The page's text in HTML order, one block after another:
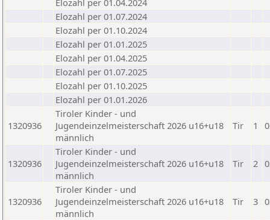
Elozahl per 01.04.2024
Elozahl per 01.07.2024
Elozahl per 01.10.2024
Elozahl per 01.01.2025
Elozahl per 01.04.2025
Elozahl per 01.07.2025
Elozahl per 01.10.2025
Elozahl per 01.01.2026
1320936
Tiroler Kinder - und
Jugendeinzelmeisterschaft 2026 u16+u18
männlich
Tir 1
1320936
Tiroler Kinder - und
Jugendeinzelmeisterschaft 2026 u16+u18
männlich
Tir 2
1320936
Tiroler Kinder - und
Jugendeinzelmeisterschaft 2026 u16+u18
männlich
Tir 3